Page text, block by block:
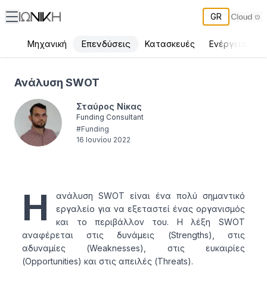
GR
Μηχανική Επενδύσεις Κατασκευές Ενέργεια
Ανάλυση SWOT
Σταύρος Νίκας
Funding Consultant
#Funding
16 Ιουνίου 2022
Η
ανάλυση SWOT είναι ένα πολύ σημαντικό
εργαλείο για να εξεταστεί ένας οργανισμός
και το περιβάλλον του. Η λέξη SWOT
αναφέρεται στις δυνάμεις (Strengths), στις
αδυναμίες (Weaknesses), στις ευκαιρίες
(Opportunities) και στις απειλές (Threats).